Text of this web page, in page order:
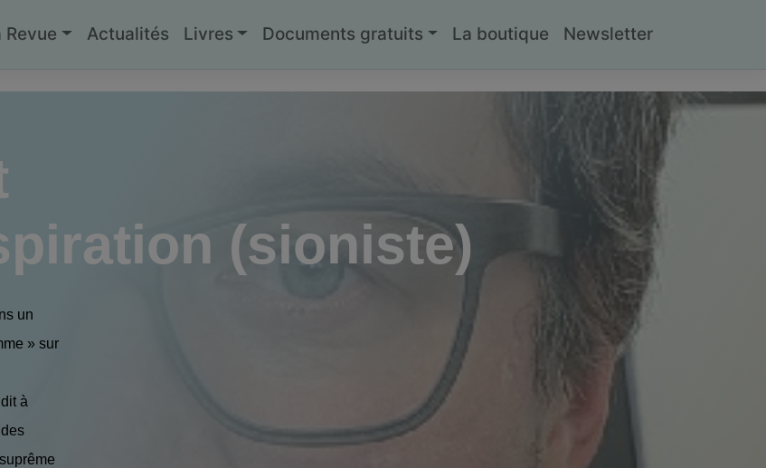
Revue Actualités Livres Documents gratuits La boutique Newsletter
(sioniste)
un
» sur
à